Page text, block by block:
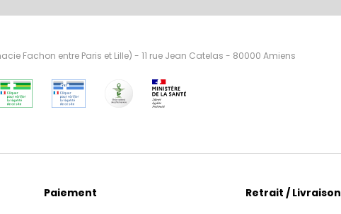
Fachon entre Paris et Lille) - 11 rue Jean Catelas - 80000 Amiens
Paiement Retrait / Livraison